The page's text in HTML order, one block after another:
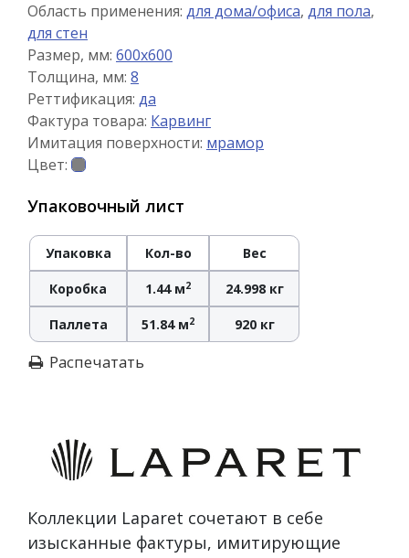
Область применения: для дома/офиса, для пола,
для стен
Размер, мм: 600x600
Толщина, мм: 8
Реттификация: да
Фактура товара: Карвинг
Имитация поверхности: мрамор
Цвет:
Упаковочный лист
Упаковка Кол-во Вес
Коробка 1.44 м2 24.998 кг
Паллета 51.84 м2 920 кг
Распечатать
Коллекции Laparet сочетают в себе
изысканные фактуры, имитирующие